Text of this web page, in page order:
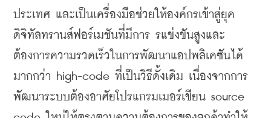
ประเทศ และเป็นเครื่องมือช่วยให้องค์กรเข้าสู่ยุค
ดิจิทัลทรานส์ฟอร์เมชันที่มีการ รแข่งขันสูงและ
ต้องการความรวดเร็วในการพัฒนาแอปพลิเคซันได้
มากกว่า high-code ที่เป็นวิธีดั้งเดิม เนื่องจากการ
พัฒนาระบบต้องอาศัยโปรแกรมเมอร์เขียน source